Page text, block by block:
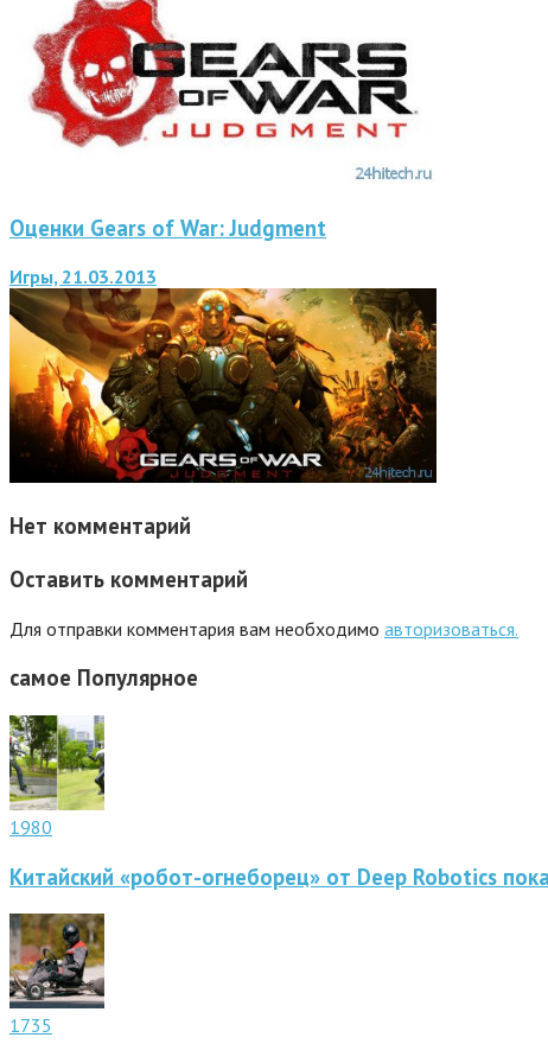
Оценки Gears of War: Judgment
Игры, 21.03.2013
Нет комментарий
Оставить комментарий
Для отправки комментария вам необходимо авторизоваться.
самое Популярное
1980
Китайский «робот-огнеборец» от Deep Robotics
1735